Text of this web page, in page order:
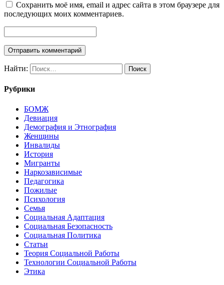
Сохранить моё имя, email и адрес сайта в этом браузере для
последующих моих комментариев.
Найти:
Рубрики
БОМЖ
Девиация
Демография и Этнография
Женщины
Инвалиды
История
Мигранты
Наркозависимые
Педагогика
Пожилые
Психология
Семья
Социальная Адаптация
Социальная Безопасность
Социальная Политика
Статьи
Теория Социальной Работы
Технологии Социальной Работы
Этика